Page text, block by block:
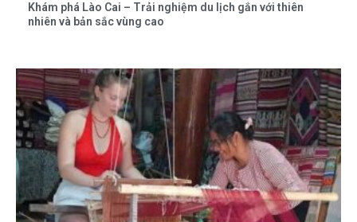
Khám phá Lào Cai – Trải nghiệm du lịch gắn với thiên
nhiên và bản sắc vùng cao